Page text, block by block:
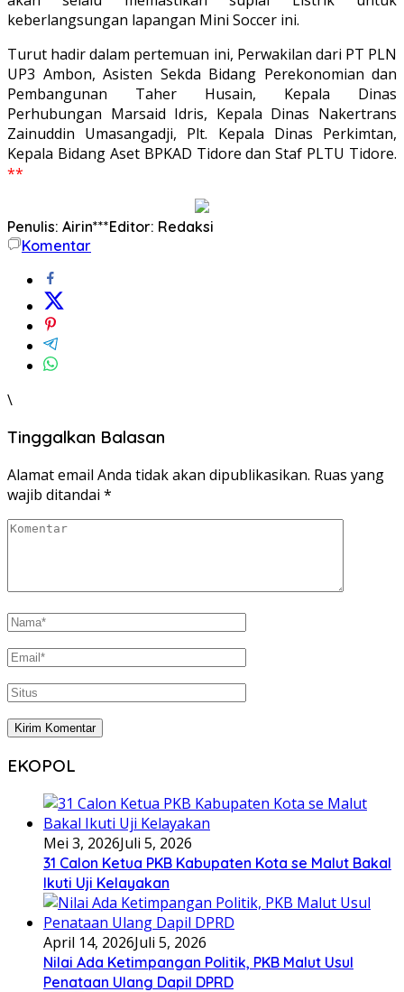
keberlangsungan lapangan Mini Soccer ini.
Turut hadir dalam pertemuan ini, Perwakilan dari PT PLN
UP3 Ambon, Asisten Sekda Bidang Perekonomian dan
Pembangunan Taher Husain, Kepala Dinas
Perhubungan Marsaid Idris, Kepala Dinas Nakertrans
Zainuddin Umasangadji, Plt. Kepala Dinas Perkimtan,
Kepala Bidang Aset BPKAD Tidore dan Staf PLTU Tidore.
**
Penulis: Airin***Editor: Redaksi
Komentar
\
Tinggalkan Balasan
Alamat email Anda tidak akan dipublikasikan. Ruas yang
wajib ditandai *
EKOPOL
Mei 3, 2026Juli 5, 2026
31 Calon Ketua PKB Kabupaten Kota se Malut Bakal
Ikuti Uji Kelayakan
April 14, 2026Juli 5, 2026
Nilai Ada Ketimpangan Politik, PKB Malut Usul
Penataan Ulang Dapil DPRD